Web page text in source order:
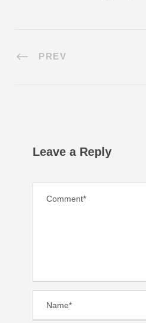
PREV
Leave a Reply